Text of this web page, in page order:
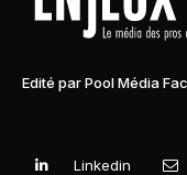
Edité par Pool Média
Linkedin